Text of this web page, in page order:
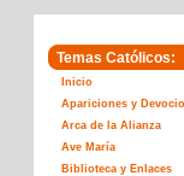
Temas Católicos:
Inicio
Apariciones y
Arca de la Alianza
Ave María
Biblioteca y Enlaces